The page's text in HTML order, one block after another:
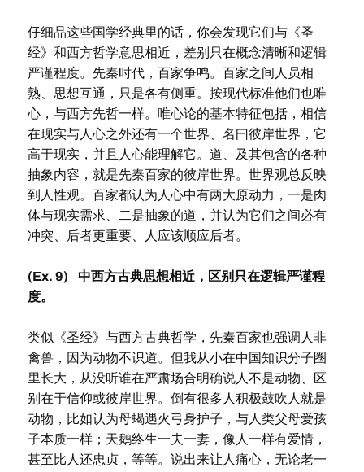
仔细品这些国学经典里的话，你会发现它们与《圣
经》和西方哲学意思相近，差别只在概念清晰和逻辑
严谨程度。先秦时代，百家争鸣。百家之间人员相
熟、思想互通，只是各有侧重。按现代标准他们也唯
心，与西方先哲一样。唯心论的基本特征包括，相信
在现实与人心之外还有一个世界、名曰彼岸世界，它
高于现实，并且人心能理解它。道、及其包含的各种
抽象内容，就是先秦百家的彼岸世界。世界观总反映
到人性观。百家都认为人心中有两大原动力，一是肉
体与现实需求、二是抽象的道，并认为它们之间必有
冲突、后者更重要、人应该顺应后者。
(Ex. 9) 中西方古典思想相近，区别只在逻辑严谨程
度。
类似《圣经》与西方古典哲学，先秦百家也强调人非
禽兽，因为动物不识道。但我从小在中国知识分子圈
里长大，从没听谁在严肃场合明确说人不是动物、区
别在于信仰或彼岸世界。倒有很多人积极鼓吹人就是
动物，比如认为母蝎遇火弓身护子，与人类父母爱孩
子本质一样；天鹅终生一夫一妻，像人一样有爱情，
甚至比人还忠贞，等等。说出来让人痛心，无论老一